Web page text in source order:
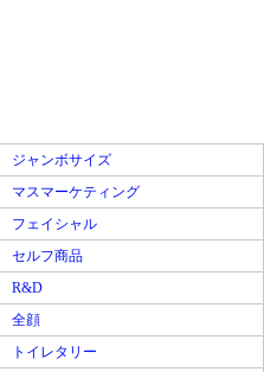
ジャンボサイズ
マスマーケティング
フェイシャル
セルフ商品
R&D
全顔
トイレタリー